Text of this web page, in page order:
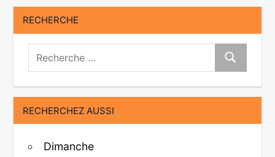
RECHERCHE
Recherche:
Recherche
RECHERCHEZ AUSSI
Dimanche